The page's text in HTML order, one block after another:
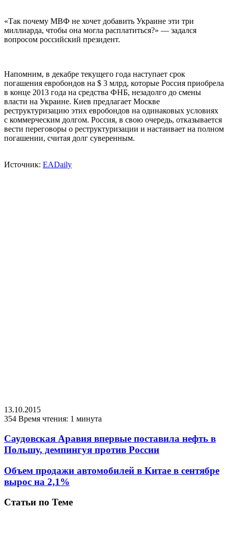
«Так почему МВФ не хочет добавить Украине эти три
миллиарда, чтобы она могла расплатиться?» — задался
вопросом российский президент.
Напомним, в декабре текущего года наступает срок
погашения евробондов на $ 3 млрд, которые Россия приобрела
в конце 2013 года на средства ФНБ, незадолго до смены
власти на Украине. Киев предлагает Москве
реструктуризацию этих евробондов на одинаковых условиях
с коммерческим долгом. Россия, в свою очередь, отказывается
вести переговоры о реструктуризации и настаивает на полном
погашении, считая долг суверенным.
Источник: EADaily
13.10.2015
354 Время чтения: 1 минута
Саудовская Аравия впервые поставила нефть в
Польшу, демпингуя против России
Объем продажи автомобилей в Китае в сентябре
вырос на 2,1%
Статьи по Теме